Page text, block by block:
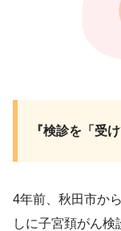
『検診を「受
4年前、秋田市か
しに子宮頚がん検